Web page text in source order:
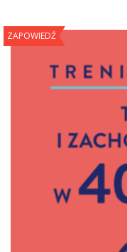
ZAPOWIEDŹ